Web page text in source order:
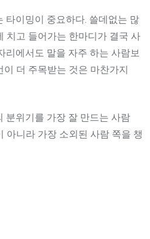
타이밍이 중요하다. 쓸데없는 많
치고 들어가는 한마디가 결국 사
리에서도 말을 자주 하는 사람보
더 주목받는 것은 마찬가지
분위기를 가장 잘 만드는 사람
아니라 가장 소외된 사람 쪽을 챙